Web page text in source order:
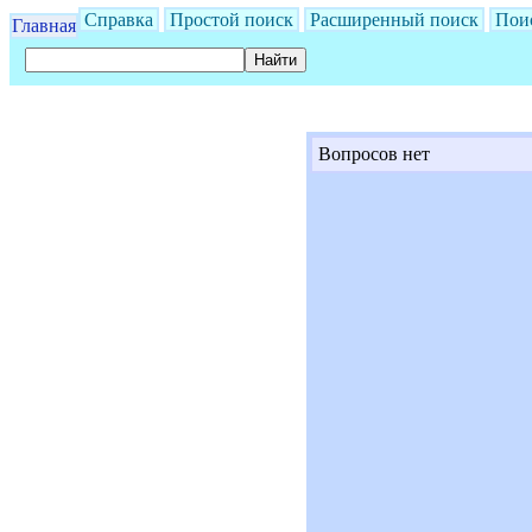
Главная Справка Простой поиск Расширенный поиск
Вопросов нет